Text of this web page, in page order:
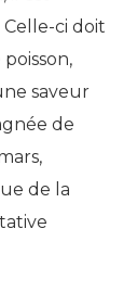
ci doit
saveur
de
de la